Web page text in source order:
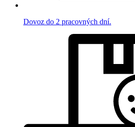
Dovoz do 2 pracovných dní.